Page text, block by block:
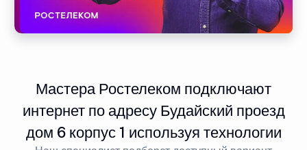
Мастера Ростелеком подключают
интернет по адресу Будайский проезд
дом 6 корпус 1 используя технологии